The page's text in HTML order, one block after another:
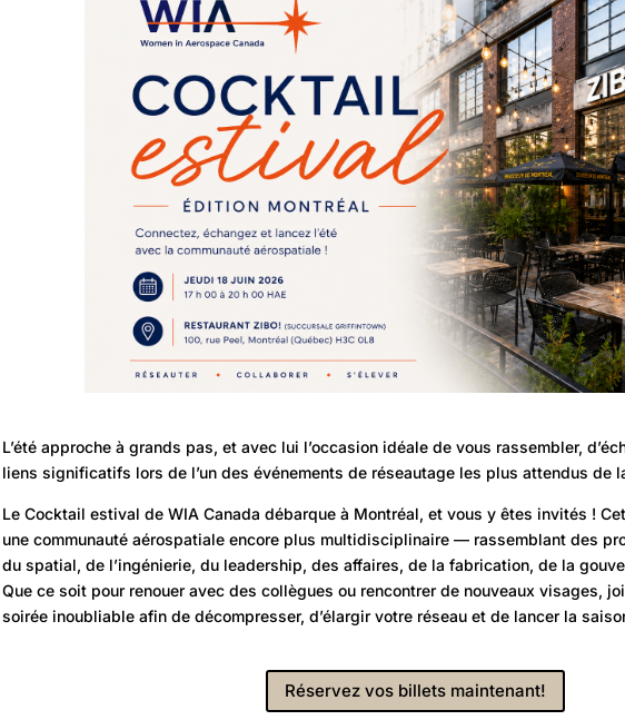
L’été approche à grands pas, et avec lui l’occasion idéale de vous rassembler,
liens significatifs lors de l’un des événements de réseautage les plus attendus de
Le Cocktail estival de WIA Canada débarque à Montréal, et vous y êtes invités !
une communauté aérospatiale encore plus multidisciplinaire — rassemblant des
du spatial, de l’ingénierie, du leadership, des affaires, de la fabrication, de la
Que ce soit pour renouer avec des collègues ou rencontrer de nouveaux visages,
soirée inoubliable afin de décompresser, d’élargir votre réseau et de lancer la
Réservez vos billets maintenant!